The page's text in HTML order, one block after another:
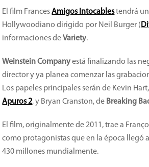
El film FrancesAmigos Intocablestendrá
Hollywoodiano dirigido por Neil Burger (
informaciones deVariety.
Weinstein Companyestá finalizando las
director y ya planea comenzar las
Los papeles principales serán de Kevin
Apuros 2, y Bryan Cranston, de Breaking
El film, originalmente de 2011, trae a
como protagonistas que en la época llegó
430 millones mundialmente.